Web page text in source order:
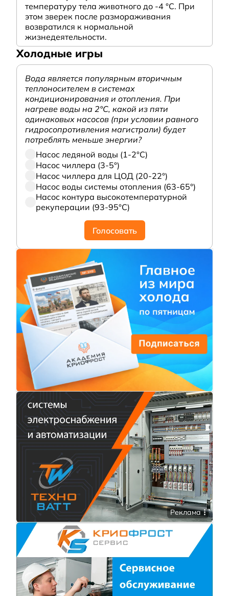
температуру тела животного до -4 °C. При
этом зверек после размораживания
возвратился к нормальной
жизнедеятельности.
Холодные игры
Вода является популярным вторичным
теплоносителем в системах
кондиционирования и отопления. При
нагреве воды на 2°С, какой из пяти
одинаковых насосов (при условии равного
гидросопротивления магистрали) будет
потреблять меньше энергии?
Насос ледяной воды (1-2°С)
Насос чиллера (3-5°)
Насос чиллера для ЦОД (20-22°)
Насос воды системы отопления (63-65°)
Насос контура высокотемпературной
рекуперации (93-95°С)
Голосовать
Реклама